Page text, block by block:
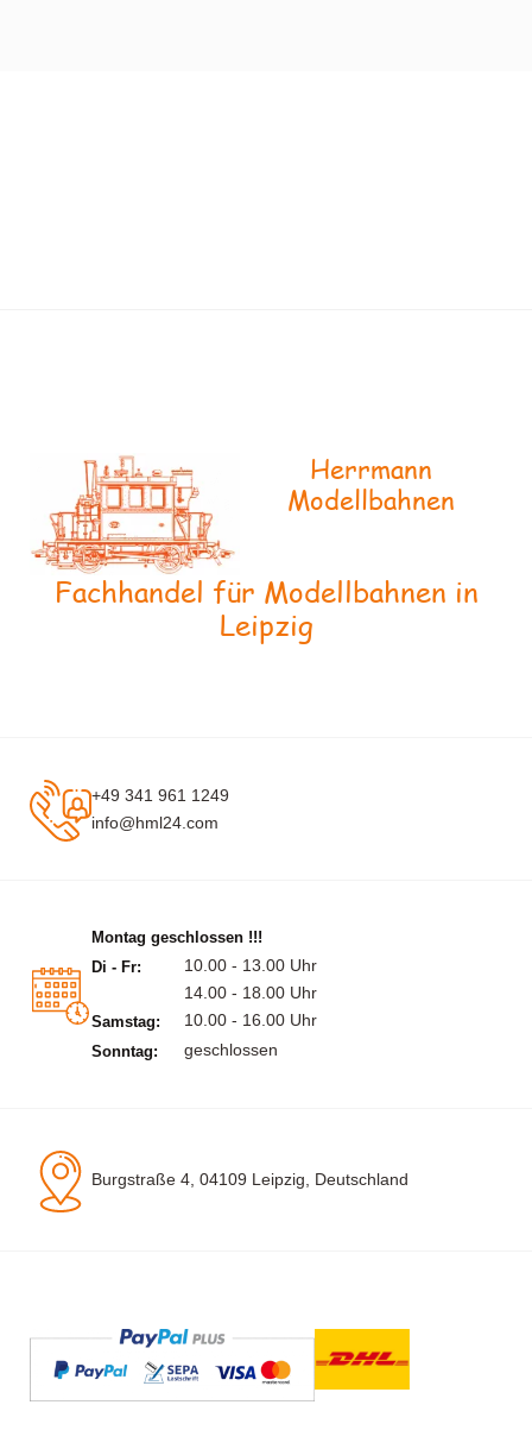
Herrmann
Modellbahnen
Fachhandel für Modellbahnen in
Leipzig
+49 341 961 1249
info@hml24.com
Montag geschlossen !!!
Di - Fr:
10.00 - 13.00 Uhr
14.00 - 18.00 Uhr
Samstag: 10.00 - 16.00 Uhr
Sonntag: geschlossen
Burgstraße 4, 04109 Leipzig, Deutschland